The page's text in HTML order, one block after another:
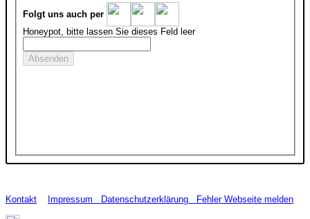
Folgt uns auch per
Honeypot, bitte lassen Sie dieses Feld leer
Kontakt Impressum Datenschutzerklärung Fehler Webseite melden